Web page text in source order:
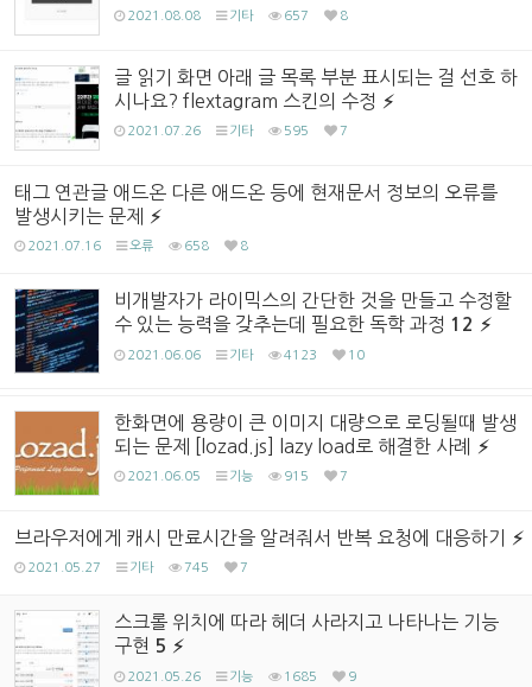
2021.08.08 기타 657 8
글 읽기 화면 아래 글 목록 부분 표시되는 걸 선호 하
시나요? flextagram 스킨의 수정
2021.07.26 기타 595 7
태그 연관글 애드온 다른 애드온 등에 현재문서 정보의 오류를
발생시키는 문제
2021.07.16 오류 658 8
비개발자가 라이믹스의 간단한 것을 만들고 수정할
수 있는 능력을 갖추는데 필요한 독학 과정 12
2021.06.06 기타 4123 10
한화면에 용량이 큰 이미지 대량으로 로딩될때 발생
되는 문제 [lozad.js] lazy load로 해결한 사례
2021.06.05 기능 915 7
브라우저에게 캐시 만료시간을 알려줘서 반복 요청에 대응하기
2021.05.27 기타 745 7
스크롤 위치에 따라 헤더 사라지고 나타나는 기능
구현 5
2021.05.26 기능 1685 9